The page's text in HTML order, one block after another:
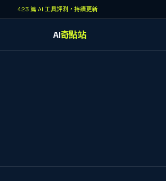
423 篇 AI 工具評測，持續更新
AI奇點站